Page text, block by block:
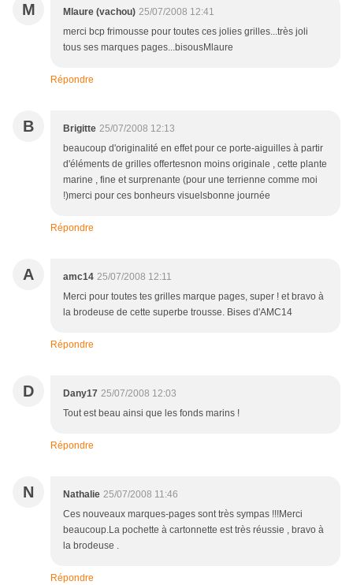
M Mlaure (vachou) 25/07/2008 12:41
merci bcp frimousse pour toutes ces jolies grilles...très joli
tous ses marques pages...bisousMlaure
Répondre
B Brigitte 25/07/2008 12:13
beaucoup d'originalité en effet pour ce porte-aiguilles à partir
d'éléments de grilles offertesnon moins originale , cette plante
marine , fine et surprenante (pour une terrienne comme moi
!)merci pour ces bonheurs visuelsbonne journée
Répondre
A amc14 25/07/2008 12:11
Merci pour toutes tes grilles marque pages, super ! et bravo à
la brodeuse de cette superbe trousse. Bises d'AMC14
Répondre
D Dany17 25/07/2008 12:03
Tout est beau ainsi que les fonds marins !
Répondre
N Nathalie 25/07/2008 11:46
Ces nouveaux marques-pages sont très sympas !!!Merci
beaucoup.La pochette à cartonnette est très réussie , bravo à
la brodeuse .
Répondre